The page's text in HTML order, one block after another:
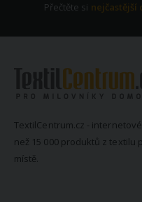
Přečtěte si nejčastější
TextilCentrum.cz -
než 15 000 produktů z textilu
místě.